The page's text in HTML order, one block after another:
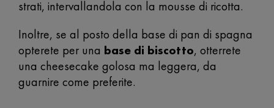
strati, intervallandola con la mousse di ricotta.
Inoltre, se al posto della base di pan di spagna
opterete per una base di biscotto, otterrete
una cheesecake golosa ma leggera, da
guarnire come preferite.